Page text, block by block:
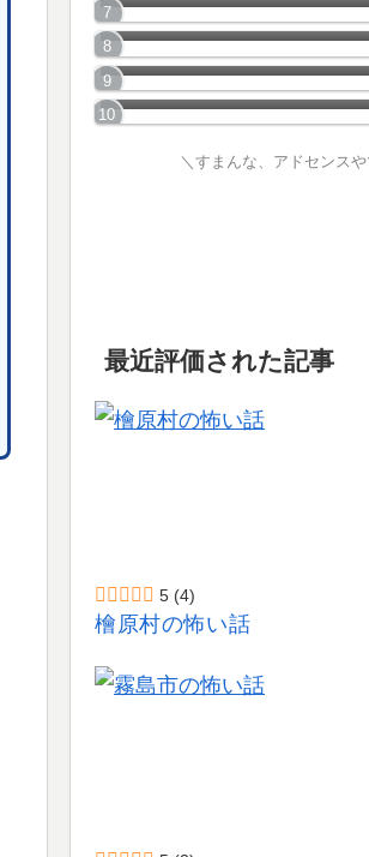
港区の怖い話
杉並区の怖い話
新宿区の怖い話
＼すまんな、アドセンスや
最近評価された記事
5 (4)
檜原村の怖い話